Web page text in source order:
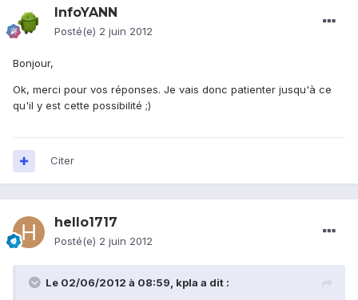
InfoYANN
Posté(e) 2 juin 2012
Bonjour,
Ok, merci pour vos réponses. Je vais donc patienter jusqu'à ce
qu'il y est cette possibilité ;)
Citer
hello1717
Posté(e) 2 juin 2012
Le 02/06/2012 à 08:59, kpla a dit :